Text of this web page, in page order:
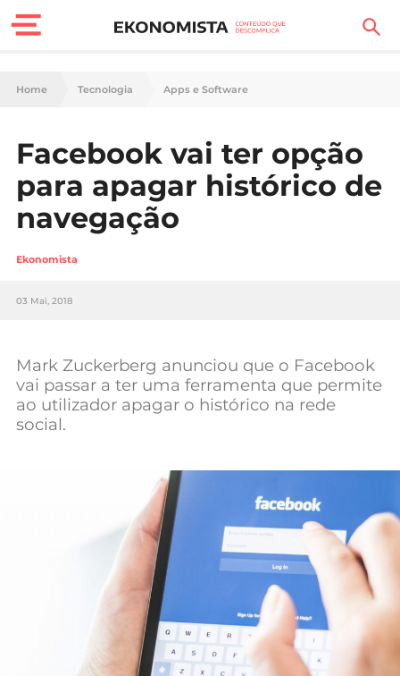
Finanças Pessoais
Carreira
Casa
Lifestyle
Sociedade
Negócios
Mundial 2026
Home Tecnologia Apps e Software
Facebook vai ter opção
para apagar histórico de
navegação
Ekonomista
03 Mai, 2018
Mark Zuckerberg anunciou que o Facebook
vai passar a ter uma ferramenta que permite
ao utilizador apagar o histórico na rede
social.